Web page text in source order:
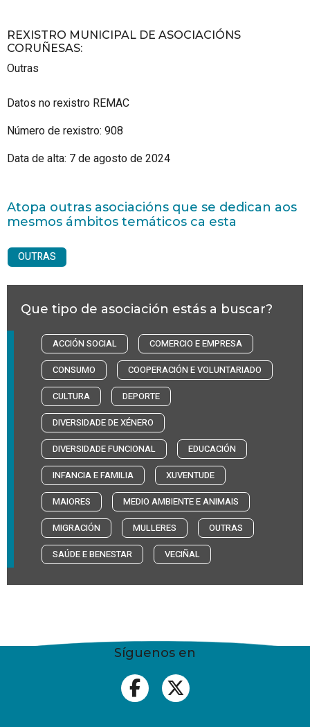
REXISTRO MUNICIPAL DE ASOCIACIÓNS
CORUÑESAS:
Outras
Datos no rexistro REMAC
Número de rexistro: 908
Data de alta: 7 de agosto de 2024
Atopa outras asociacións que se dedican aos
mesmos ámbitos temáticos ca esta
OUTRAS
Que tipo de asociación estás a buscar?
ACCIÓN SOCIAL
COMERCIO E EMPRESA
CONSUMO
COOPERACIÓN E VOLUNTARIADO
CULTURA
DEPORTE
DIVERSIDADE DE XÉNERO
DIVERSIDADE FUNCIONAL
EDUCACIÓN
INFANCIA E FAMILIA
XUVENTUDE
MAIORES
MEDIO AMBIENTE E ANIMAIS
MIGRACIÓN
MULLERES
OUTRAS
SAÚDE E BENESTAR
VECIÑAL
Síguenos en